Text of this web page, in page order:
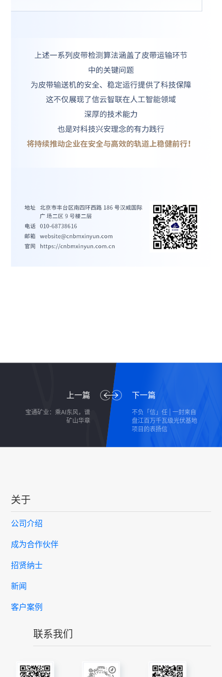
上一篇
宝通矿业：乘AI东风，谱
矿山华章
下一篇
不负「信」任 | 一封来自
盘江百万千瓦级光伏基地
项目的表扬信
关于
公司介绍
成为合作伙伴
招贤纳士
新闻
客户案例
联系我们